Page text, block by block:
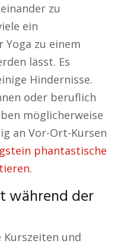
zu
ein
zu einem
lässt. Es
Hindernisse.
oder beruflich
möglicherweise
an Vor-Ort-Kursen
phantastische
während der
Kurszeiten und